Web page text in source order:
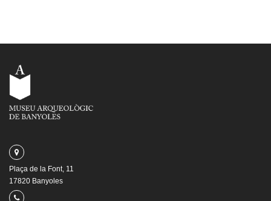
Plaça de la Font, 11
17820 Banyoles